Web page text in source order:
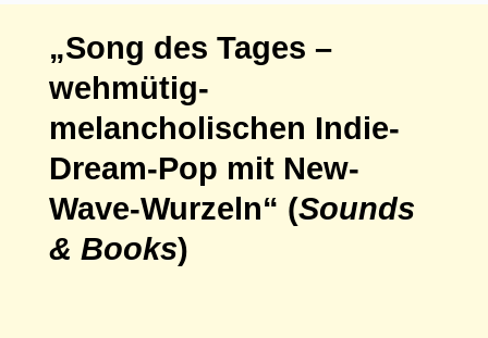
„Song des Tages –
wehmütig-
melancholischen Indie-
Dream-Pop mit New-
Wave-Wurzeln“ (Sounds
& Books)